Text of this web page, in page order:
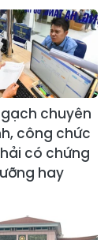
chuyên
công chức
có chứng
hay